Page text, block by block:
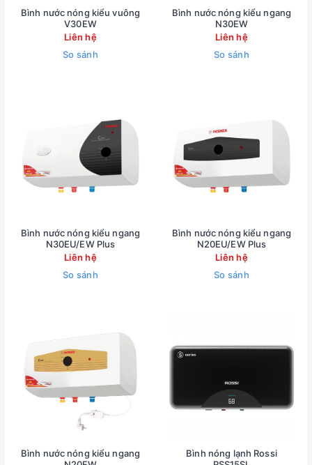
Bình nước nóng kiểu vuông
V30EW
Liên hệ
So sánh
Bình nước nóng kiểu ngang
N30EW
Liên hệ
So sánh
Bình nước nóng kiểu ngang
N30EU/EW Plus
Liên hệ
So sánh
Bình nước nóng kiểu ngang
N20EU/EW Plus
Liên hệ
So sánh
Bình nước nóng kiểu ngang
Bình nóng lạnh Rossi